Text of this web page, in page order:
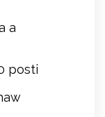
a
posti